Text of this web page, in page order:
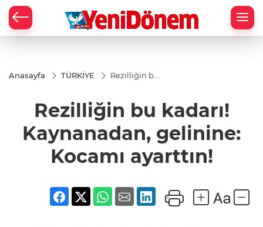
Anasayfa TÜRKİYE
Rezilliğin bu
gelinine:
Kocamı
Rezilliğin bu kadarı!
Kaynanadan, gelinine:
Kocamı ayarttın!